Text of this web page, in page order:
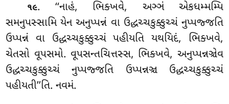
૧૯. ‘‘નાહં, ભિક્ખવે, અઞ્ઞં એકધમ્મમ્પિ
સમનુપસ્સામિ યેન અનુપ્પન્નં વા ઉદ્ધચ્ચકુક્કુચ્ચં નુપ્પજ્જતિ
ઉપ્પન્નં વા ઉદ્ધચ્ચકુક્કુચ્ચં પહીયતિ યથયિદં, ભિક્ખવે,
ચેતસો વૂપસમો. વૂપસન્તચિત્તસ્સ, ભિક્ખવે, અનુપ્પન્નઞ્ચેવ
ઉદ્ધચ્ચકુક્કુચ્ચં નુપ્પજ્જતિ ઉપ્પન્નઞ્ચ ઉદ્ધચ્ચકુક્કુચ્ચં
પહીયતી’’તિ. નવમં.